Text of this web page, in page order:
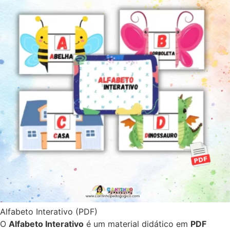
Alfabeto Interativo (PDF)
O Alfabeto Interativo é um material didático em PDF